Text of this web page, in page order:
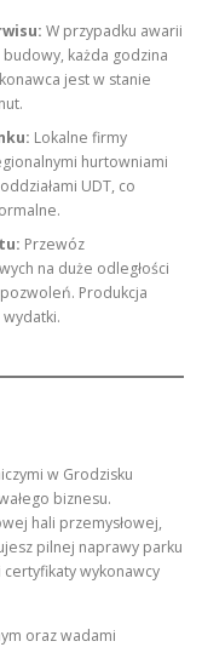
W przypadku awarii
każda godzina
jest w stanie
Lokalne firmy
hurtowniami
UDT, co
Przewóz
na duże odległości
Produkcja
w Grodzisku
biznesu.
hali przemysłowej,
pilnej naprawy parku
wykonawcy
oraz wadami